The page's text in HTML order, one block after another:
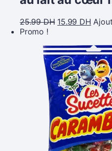
25.99DH 15.99 DH
Promo !